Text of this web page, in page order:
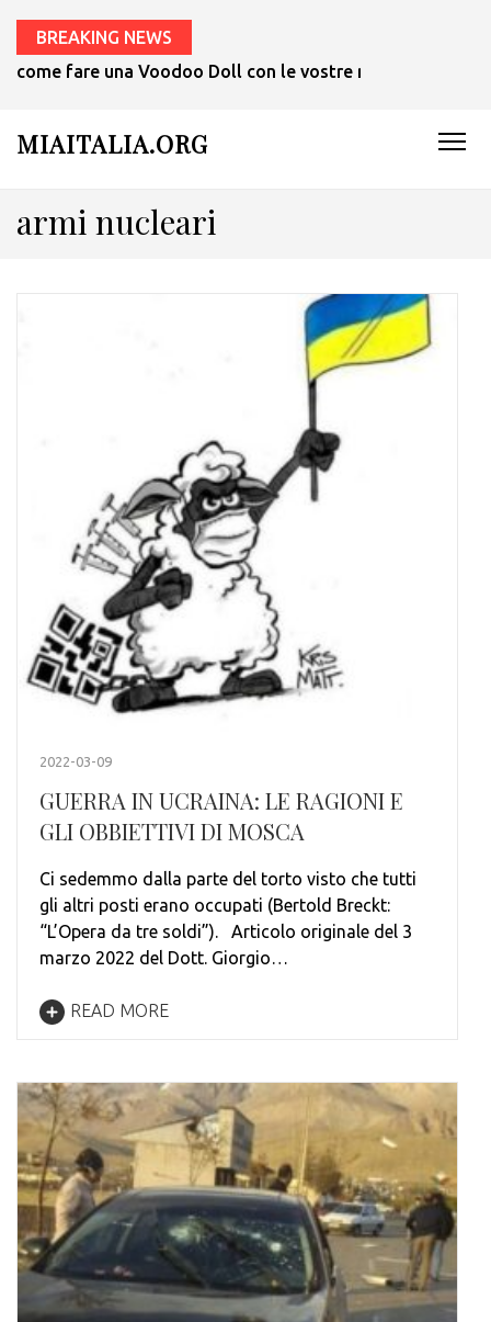
BREAKING NEWS
come fare una Voodoo Doll con le vostre mani in 1 ora.
MIAITALIA.ORG
armi nucleari
2022-03-09
GUERRA IN UCRAINA: LE RAGIONI E
GLI OBBIETTIVI DI MOSCA
Ci sedemmo dalla parte del torto visto che tutti
gli altri posti erano occupati (Bertold Breckt:
“L’Opera da tre soldi”). Articolo originale del 3
marzo 2022 del Dott. Giorgio…
READ MORE